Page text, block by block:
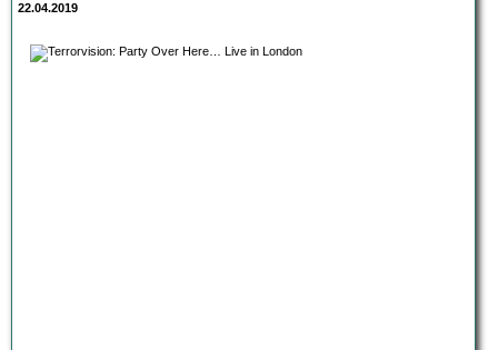
22.04.2019